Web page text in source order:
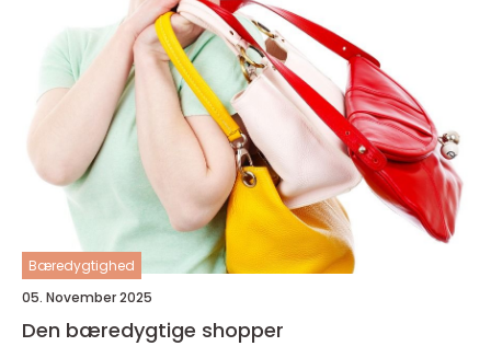
Bæredygtighed
05. November 2025
Den bæredygtige shopper